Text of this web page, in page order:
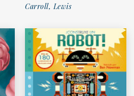
Carroll, Lewis